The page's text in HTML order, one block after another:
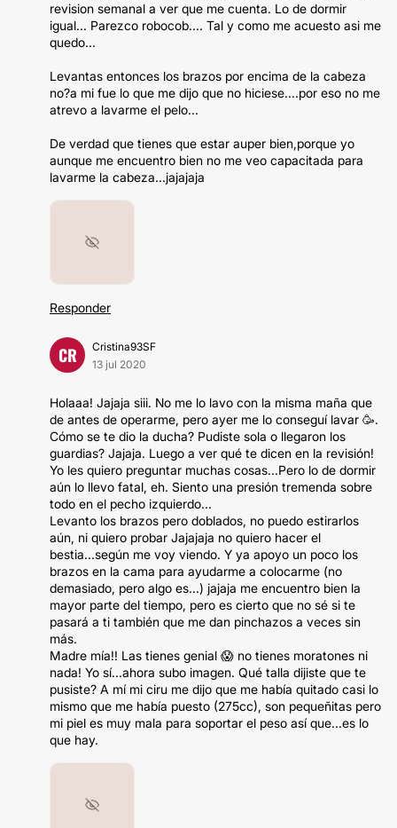
revision semanal a ver que me cuenta. Lo de dormir
igual... Parezco robocob.... Tal y como me acuesto asi me
quedo...
Levantas entonces los brazos por encima de la cabeza
no?a mi fue lo que me dijo que no hiciese....por eso no me
atrevo a lavarme el pelo...
De verdad que tienes que estar auper bien,porque yo
aunque me encuentro bien no me veo capacitada para
lavarme la cabeza...jajajaja
Responder
CR
Cristina93SF
13 jul 2020
Holaaa! Jajaja siii. No me lo lavo con la misma maña que
de antes de operarme, pero ayer me lo conseguí lavar 🥳.
Cómo se te dio la ducha? Pudiste sola o llegaron los
guardias? Jajaja. Luego a ver qué te dicen en la revisión!
Yo les quiero preguntar muchas cosas...Pero lo de dormir
aún lo llevo fatal, eh. Siento una presión tremenda sobre
todo en el pecho izquierdo...
Levanto los brazos pero doblados, no puedo estirarlos
aún, ni quiero probar Jajajaja no quiero hacer el
bestia...según me voy viendo. Y ya apoyo un poco los
brazos en la cama para ayudarme a colocarme (no
demasiado, pero algo es...) jajaja me encuentro bien la
mayor parte del tiempo, pero es cierto que no sé si te
pasará a ti también que me dan pinchazos a veces sin
más.
Madre mía!! Las tienes genial 😱 no tienes moratones ni
nada! Yo sí...ahora subo imagen. Qué talla dijiste que te
pusiste? A mí mi ciru me dijo que me había quitado casi lo
mismo que me había puesto (275cc), son pequeñitas pero
mi piel es muy mala para soportar el peso así que...es lo
que hay.